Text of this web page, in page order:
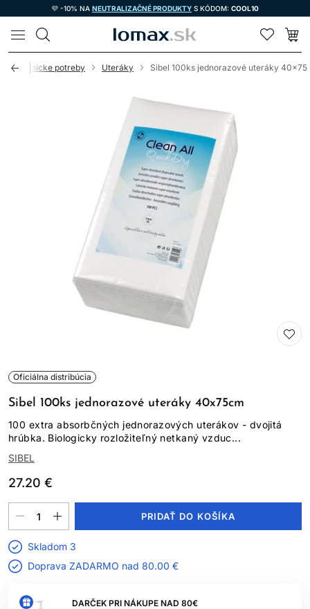
💜 -10% NA NEUTRALIZAČNÉ PRODUKTY S KÓDOM: COOL10
LOMAX
Kadernícke potreby Uteráky Sibel 100ks jednorazové uteráky
Oficiálna distribúcia
Sibel 100ks jednorazové uteráky 40x75cm
100 extra absorbčných jednorazových uterákov - dvojitá
hrúbka. Biologicky rozložiteľný netkaný vzduc...
SIBEL
27.20 €
DARČEK PRI NÁKUPE NAD 80€
PRIDAŤ DO KOŠÍKA
Skladom 3
Doprava ZADARMO nad 80.00 €